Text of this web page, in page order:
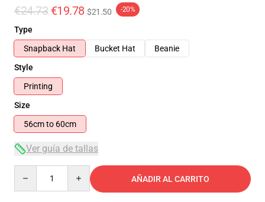
€24.73 €19.78 $21.50 -20%
Type
Snapback Hat
Bucket Hat
Beanie
Style
Printing
Size
56cm to 60cm
Ver guía de tallas
AÑADIR AL CARRITO